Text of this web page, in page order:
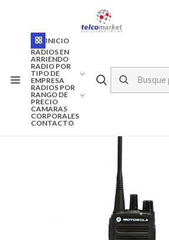
INICIO
RADIOS EN
ARRIENDO
RADIO POR
TIPO DE
EMPRESA
RADIOS POR
RANGO DE
PRECIO
CAMARAS
CORPORALES
CONTACTO
ENVÍO A TODO
Inicio Marcas Motorola
Vertex
RADIO MOTOROLA DEP-250 DIGITAL